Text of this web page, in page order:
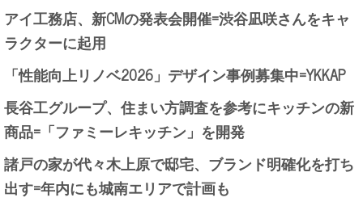
アイ工務店、新CMの発表会開催=渋谷凪咲さんをキャ
ラクターに起用
「性能向上リノベ2026」デザイン事例募集中=YKKAP
長谷工グループ、住まい方調査を参考にキッチンの新
商品=「ファミーレキッチン」を開発
諸戸の家が代々木上原で邸宅、ブランド明確化を打ち
出す=年内にも城南エリアで計画も